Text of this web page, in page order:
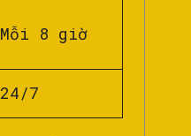
Mỗi 8 giờ
24/7